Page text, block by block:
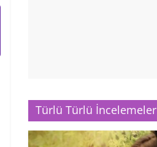
Türlü Türlü İncelemeler